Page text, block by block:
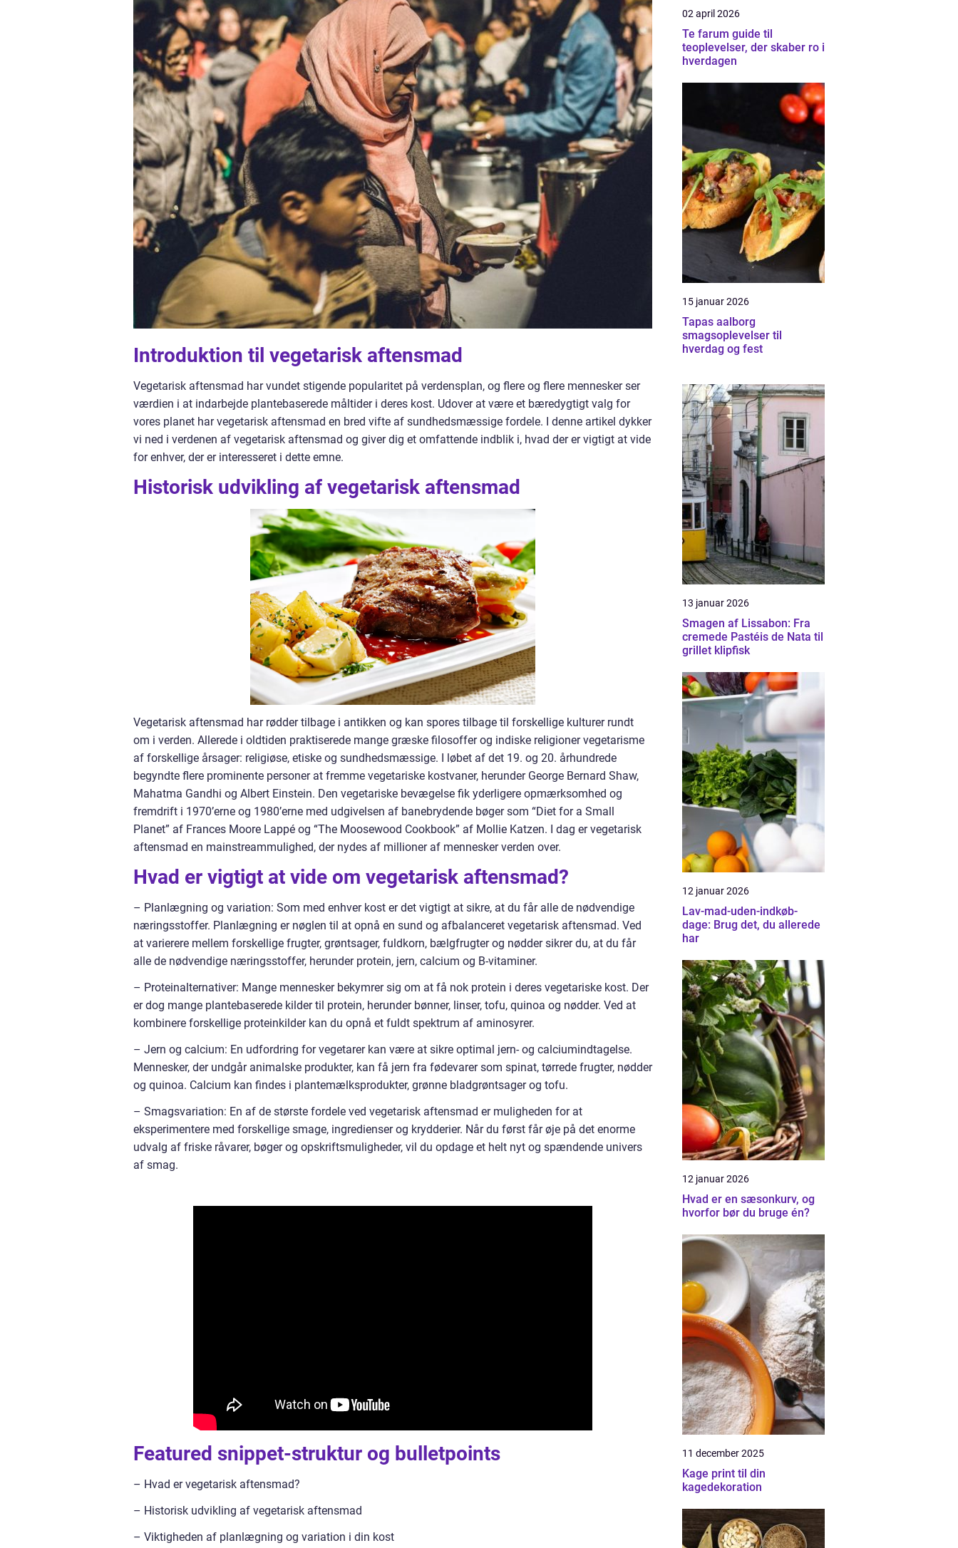
Introduktion til vegetarisk aftensmad
Vegetarisk aftensmad har vundet stigende popularitet på verdensplan, og flere og flere mennesker ser
værdien i at indarbejde plantebaserede måltider i deres kost. Udover at være et bæredygtigt valg for
vores planet har vegetarisk aftensmad en bred vifte af sundhedsmæssige fordele. I denne artikel dykker
vi ned i verdenen af vegetarisk aftensmad og giver dig et omfattende indblik i, hvad der er vigtigt at vide
for enhver, der er interesseret i dette emne.
Historisk udvikling af vegetarisk aftensmad
Vegetarisk aftensmad har rødder tilbage i antikken og kan spores tilbage til forskellige kulturer rundt
om i verden. Allerede i oldtiden praktiserede mange græske filosoffer og indiske religioner vegetarisme
af forskellige årsager: religiøse, etiske og sundhedsmæssige. I løbet af det 19. og 20. århundrede
begyndte flere prominente personer at fremme vegetariske kostvaner, herunder George Bernard Shaw,
Mahatma Gandhi og Albert Einstein. Den vegetariske bevægelse fik yderligere opmærksomhed og
fremdrift i 1970’erne og 1980’erne med udgivelsen af banebrydende bøger som “Diet for a Small
Planet” af Frances Moore Lappé og “The Moosewood Cookbook” af Mollie Katzen. I dag er vegetarisk
aftensmad en mainstreammulighed, der nydes af millioner af mennesker verden over.
Hvad er vigtigt at vide om vegetarisk aftensmad?
– Planlægning og variation: Som med enhver kost er det vigtigt at sikre, at du får alle de nødvendige
næringsstoffer. Planlægning er nøglen til at opnå en sund og afbalanceret vegetarisk aftensmad. Ved
at varierere mellem forskellige frugter, grøntsager, fuldkorn, bælgfrugter og nødder sikrer du, at du får
alle de nødvendige næringsstoffer, herunder protein, jern, calcium og B-vitaminer.
– Proteinalternativer: Mange mennesker bekymrer sig om at få nok protein i deres vegetariske kost. Der
er dog mange plantebaserede kilder til protein, herunder bønner, linser, tofu, quinoa og nødder. Ved at
kombinere forskellige proteinkilder kan du opnå et fuldt spektrum af aminosyrer.
– Jern og calcium: En udfordring for vegetarer kan være at sikre optimal jern- og calciumindtagelse.
Mennesker, der undgår animalske produkter, kan få jern fra fødevarer som spinat, tørrede frugter, nødder
og quinoa. Calcium kan findes i plantemælksprodukter, grønne bladgrøntsager og tofu.
– Smagsvariation: En af de største fordele ved vegetarisk aftensmad er muligheden for at
eksperimentere med forskellige smage, ingredienser og krydderier. Når du først får øje på det enorme
udvalg af friske råvarer, bøger og opskriftsmuligheder, vil du opdage et helt nyt og spændende univers
af smag.
Featured snippet-struktur og bulletpoints
– Hvad er vegetarisk aftensmad?
– Historisk udvikling af vegetarisk aftensmad
– Viktigheden af planlægning og variation i din kost
02 april 2026
Te farum guide til
teoplevelser, der skaber ro i
hverdagen
15 januar 2026
Tapas aalborg
smagsoplevelser til
hverdag og fest
13 januar 2026
Smagen af Lissabon: Fra
cremede Pastéis de Nata til
grillet klipfisk
12 januar 2026
Lav-mad-uden-indkøb-
dage: Brug det, du allerede
har
12 januar 2026
Hvad er en sæsonkurv, og
hvorfor bør du bruge én?
11 december 2025
Kage print til din
kagedekoration